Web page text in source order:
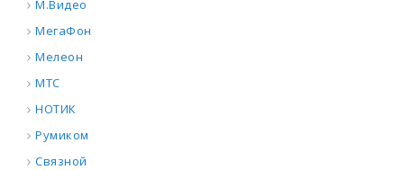
М.Видео
МегаФон
Мелеон
МТС
НОТИК
Румиком
Связной